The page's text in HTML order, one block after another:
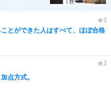
とができた人はすべて、ほぼ合格
点方式。